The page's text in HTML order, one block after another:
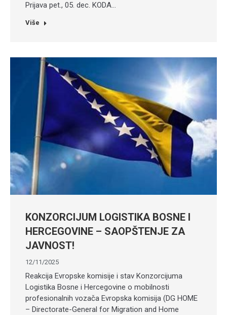
Prijava pet., 05. dec. KODA…
Više
KONZORCIJUM LOGISTIKA BOSNE I
HERCEGOVINE – SAOPŠTENJE ZA
JAVNOST!
12/11/2025
Reakcija Evropske komisije i stav Konzorcijuma
Logistika Bosne i Hercegovine o mobilnosti
profesionalnih vozača Evropska komisija (DG HOME
– Directorate-General for Migration and Home